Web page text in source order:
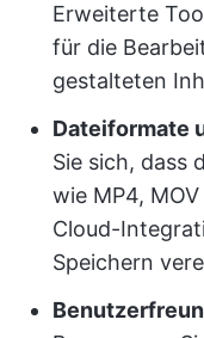
Erweiterte
für die
gestalteten
Dateiformate
Sie sich, dass
wie MP4,
Cloud-
Speichern